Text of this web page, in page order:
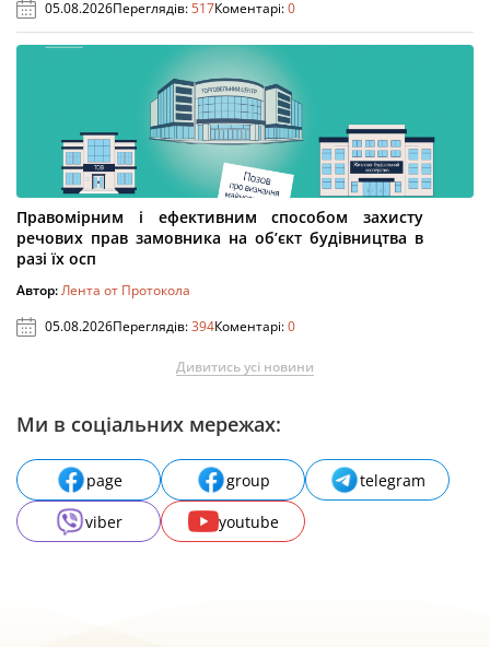
05.08.2026Переглядів:517Коментарі:0
Правомірним і ефективним способом захисту
речових прав замовника на об’єкт будівництва в
разі їх осп
Автор:Лента от Протокола
05.08.2026Переглядів:394Коментарі:0
Дивитись усі новини
Ми в соціальних мережах:
page group
telegram
viber
youtube